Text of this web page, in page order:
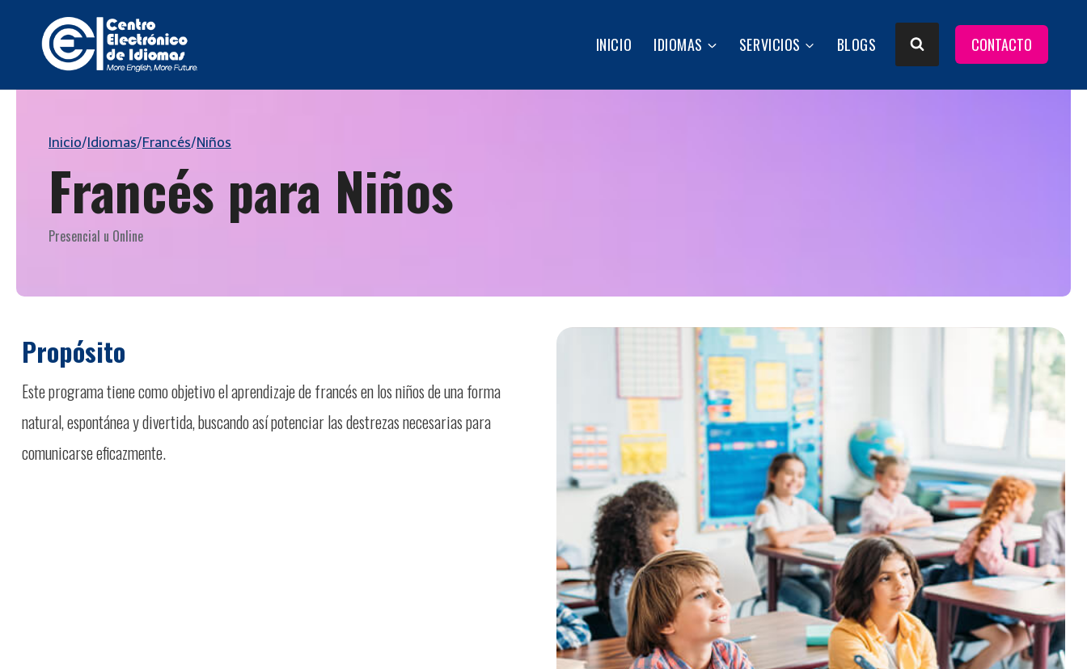
contenido
INICIO IDIOMAS SERVICIOS BLOGS CONTACTO
Inicio/Idiomas/Francés/Niños
Francés para Niños
Presencial u Online
Propósito
Este programa tiene como objetivo el aprendizaje de francés en los niños de una forma
natural, espontánea y divertida, buscando así potenciar las destrezas necesarias para
comunicarse eficazmente.